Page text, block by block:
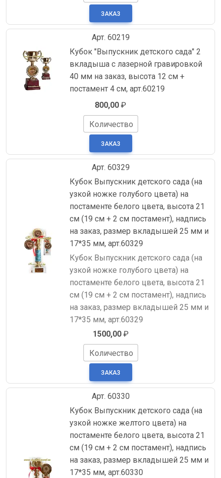
Арт. 60219
Кубок "Выпускник детского сада" 2
вкладыша с лазерной гравировкой
40 мм на заказ, высота 12 см +
постамент 4 см, арт.60219
800,00 ₽
Количество
Арт. 60329
Кубок Выпускник детского сада (на
узкой ножке голубого цвета) на
постаменте белого цвета, высота 21
см (19 см + 2 см постамент), надпись
на заказ, размер вкладышей 25 мм и
17*35 мм, арт.60329
Кубок Выпускник детского сада (на
узкой ножке голубого цвета) на
постаменте белого цвета, высота 21
см (19 см + 2 см постамент), надпись
на заказ, размер вкладышей 25 мм и
17*35 мм, арт.60329
1500,00₽
Количество
Арт. 60330
Кубок Выпускник детского сада (на
узкой ножке желтого цвета) на
постаменте белого цвета, высота 21
см (19 см + 2 см постамент), надпись
на заказ, размер вкладышей 25 мм и
17*35 мм, арт.60330